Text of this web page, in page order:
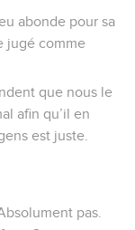
abonde pour sa
jugé comme
que nous le
afin qu’il en
est juste.
pas.